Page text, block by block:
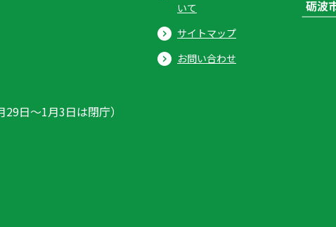
日〜1月3日は閉庁）
いて
サイトマップ
お問い合わせ